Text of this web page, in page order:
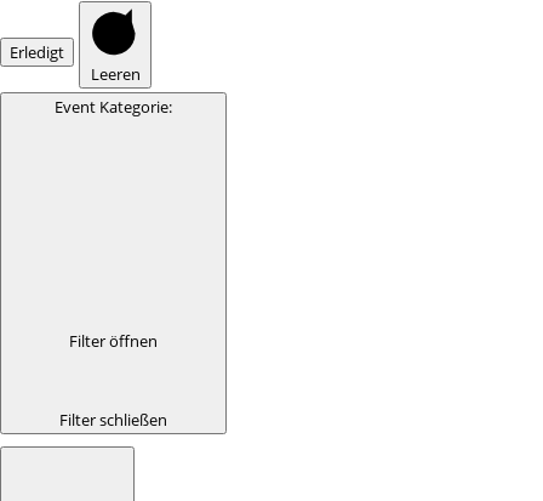
Erledigt
Leeren
Event Kategorie:
Filter öffnen
Filter schließen